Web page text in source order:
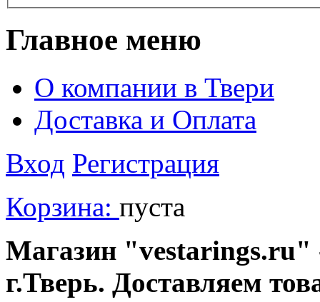
Главное меню
О компании в Твери
Доставка и Оплата
Вход Регистрация
Корзина: пуста
Магазин "vestarings.ru"
г.Тверь. Доставляем